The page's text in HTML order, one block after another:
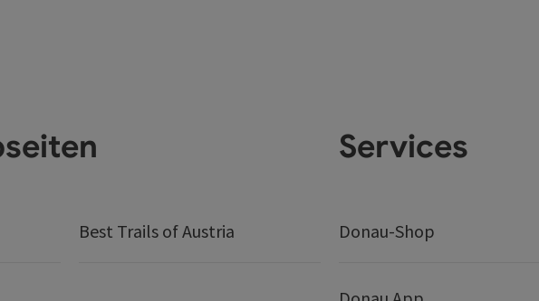
Best Trails of Austria
Services
Donau-Shop